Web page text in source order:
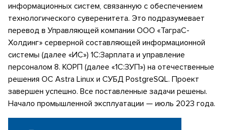
информационных систем, связанную с обеспечением
технологического суверенитета. Это подразумевает
перевод в Управляющей компании ООО «ТаграС-
Холдинг» серверной составляющей информационной
системы (далее «ИС») 1С:Зарплата и управление
персоналом 8. КОРП (далее «1С:ЗУП») на отечественные
решения ОС Astra Linux и СУБД PostgreSQL. Проект
завершен успешно. Все поставленные задачи решены.
Начало промышленной эксплуатации — июль 2023 года.